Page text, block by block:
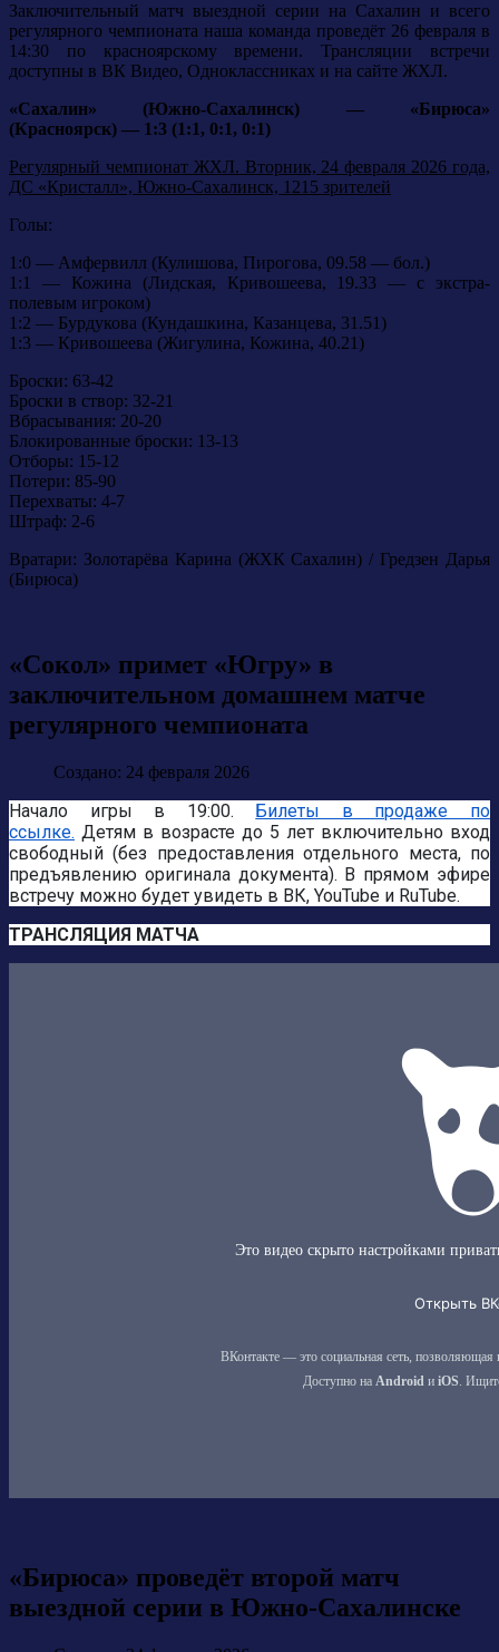
Заключительный матч выездной серии на Сахалин и всего
регулярного чемпионата наша команда проведёт 26 февраля в
14:30 по красноярскому времени. Трансляции встречи
доступны в ВК Видео, Одноклассниках и на сайте ЖХЛ.
«Сахалин» (Южно-Сахалинск) — «Бирюса»
(Красноярск) — 1:3 (1:1, 0:1, 0:1)
Регулярный чемпионат ЖХЛ. Вторник, 24 февраля 2026 года,
ДС «Кристалл», Южно-Сахалинск, 1215 зрителей
Голы:
1:0 — Амфервилл (Кулишова, Пирогова, 09.58 — бол.)
1:1 — Кожина (Лидская, Кривошеева, 19.33 — с экстра-
полевым игроком)
1:2 — Бурдукова (Кундашкина, Казанцева, 31.51)
1:3 — Кривошеева (Жигулина, Кожина, 40.21)
Броски: 63-42
Броски в створ: 32-21
Вбрасывания: 20-20
Блокированные броски: 13-13
Отборы: 15-12
Потери: 85-90
Перехваты: 4-7
Штраф: 2-6
Вратари: Золотарёва Карина (ЖХК Сахалин) / Гредзен Дарья
(Бирюса)
«Сокол» примет «Югру» в
заключительном домашнем матче
регулярного чемпионата
Создано: 24 февраля 2026
Начало игры в 19:00. Билеты в продаже по
ссылке. Детям в возрасте до 5 лет включительно вход
свободный (без предоставления отдельного места, по
предъявлению оригинала документа). В прямом эфире
встречу можно будет увидеть в ВК, YouTube и RuTube.
ТРАНСЛЯЦИЯ МАТЧА
«Бирюса» проведёт второй матч
выездной серии в Южно-Сахалинске